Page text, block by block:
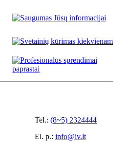
Tel.: (8~5) 2324444
El. p.: info@iv.lt